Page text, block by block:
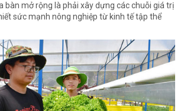
bàn mở rộng là phải xây dựng các chuỗi giá trị
sức mạnh nông nghiệp từ kinh tế tập thể